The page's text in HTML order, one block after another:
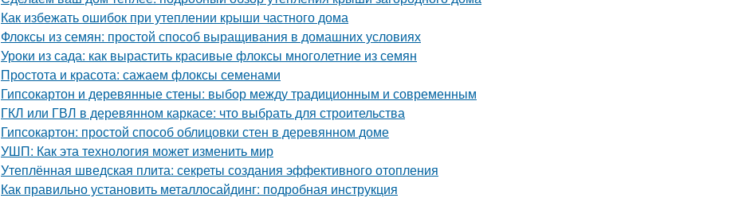
Как избежать ошибок при утеплении крыши частного дома
Флоксы из семян: простой способ выращивания в домашних условиях
Уроки из сада: как вырастить красивые флоксы многолетние из семян
Простота и красота: сажаем флоксы семенами
Гипсокартон и деревянные стены: выбор между традиционным и современным
ГКЛ или ГВЛ в деревянном каркасе: что выбрать для строительства
Гипсокартон: простой способ облицовки стен в деревянном доме
УШП: Как эта технология может изменить мир
Утеплённая шведская плита: секреты создания эффективного отопления
Как правильно установить металлосайдинг: подробная инструкция